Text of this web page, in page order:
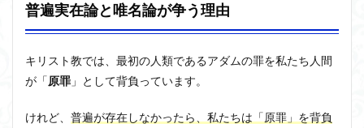
普遍実在論と唯名論が争う理由
キリスト教では、最初の人類であるアダムの罪を私たち人間
が「原罪 」として背負っています。
けれど、 普遍が存在しなかったら、私たちは「原罪」を背負